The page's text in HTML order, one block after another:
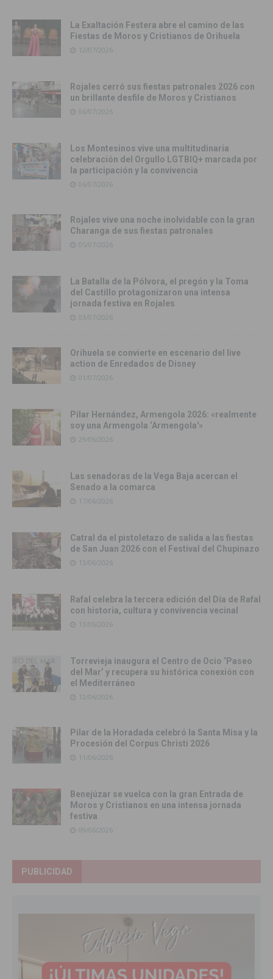
La Exaltación Festera abre el camino de las
Fiestas de Moros y Cristianos de Orihuela
12/07/2026
Rojales cerró sus fiestas patronales 2026 con
un brillante desfile de Moros y Cristianos
06/07/2026
Los Montesinos vive una multitudinaria
celebración del Orgullo LGTBIQ+ marcada por
la participación y la convivencia
06/07/2026
Rojales vive una noche inolvidable con la gran
Charanga de sus fiestas patronales
05/07/2026
La Batalla de la Pólvora, el pregón y la Toma
del Castillo protagonizaron una intensa
jornada festiva en Rojales
03/07/2026
Orihuela se convierte en escenario del live
action de Enredados de Disney
01/07/2026
Pilar Hernández, Armengola 2026: «realmente
soy una Armengola ‘Armengola'»
29/06/2026
Las senadoras de la Vega Baja acercan el
Senado a la comarca
17/06/2026
Catral da el pistoletazo de salida a las fiestas
de San Juan 2026 con el Festival del Chupinazo
13/06/2026
Rafal celebra la tercera edición del Día de Rafal
con historia, cultura y convivencia vecinal
13/06/2026
Torrevieja inaugura el Centro de Ocio ‘Paseo
del Mar’ y recupera su histórica conexión con
el Mediterráneo
12/06/2026
Pilar de la Horadada celebró la Santa Misa y la
Procesión del Corpus Christi 2026
11/06/2026
Benejúzar se vuelca con la gran Entrada de
Moros y Cristianos en una intensa jornada
festiva
09/06/2026
PUBLICIDAD